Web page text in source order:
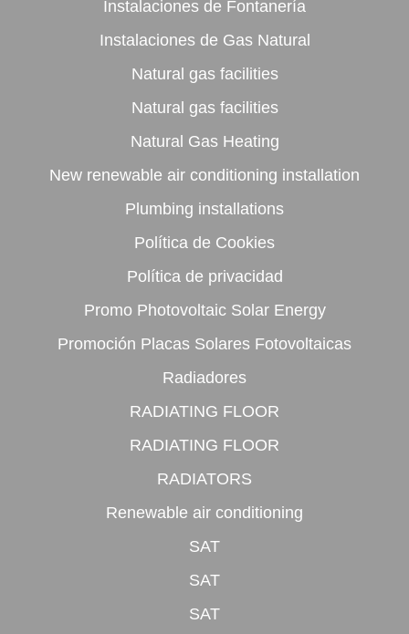
Instalaciones de Fontanería
Instalaciones de Gas Natural
Natural gas facilities
Natural gas facilities
Natural Gas Heating
New renewable air conditioning installation
Plumbing installations
Política de Cookies
Política de privacidad
Promo Photovoltaic Solar Energy
Promoción Placas Solares Fotovoltaicas
Radiadores
RADIATING FLOOR
RADIATING FLOOR
RADIATORS
Renewable air conditioning
SAT
SAT
SAT